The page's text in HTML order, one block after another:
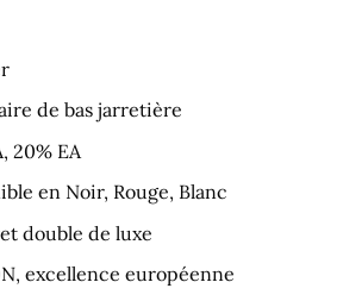
de bas jarretière
20% EA
en Noir, Rouge, Blanc
double de luxe
excellence européenne